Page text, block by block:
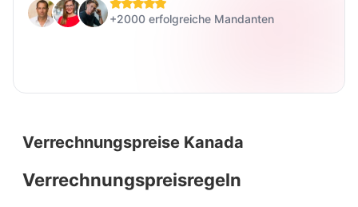
+2000 erfolgreiche Mandanten
Verrechnungspreise Kanada
Verrechnungspreisregeln